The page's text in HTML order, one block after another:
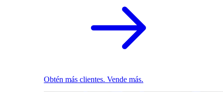
Obtén más clientes. Vende más.